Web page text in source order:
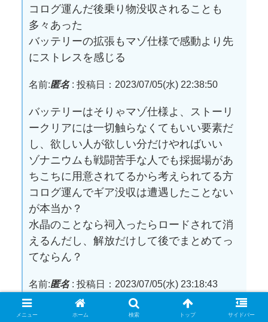
コログ運んだ後乗り物没収されることも
多々あった
バッテリーの拡張もマゾ仕様で感動より先
にストレスを感じる
名前:匿名: 投稿日：2023/07/05(水) 22:38:50
バッテリーはそりゃマゾ仕様よ、ストーリ
ークリアには一切触らなくてもいい要素だ
し、欲しい人が欲しい分だけやればいい
ゾナニウムも戦闘苦手な人でも採掘場があ
ちこちに用意されてるから考えられてる方
コログ運んでギア没収は遭遇したことない
が本当か？
水晶のことなら祠入ったらロードされて消
えるんだし、解放だけして後でまとめてっ
てならん？
名前:匿名: 投稿日：2023/07/05(水) 23:18:43
バッテリー最初はキツイのかと思ってたけ
メニュー ホーム 検索 トップ サイドバー